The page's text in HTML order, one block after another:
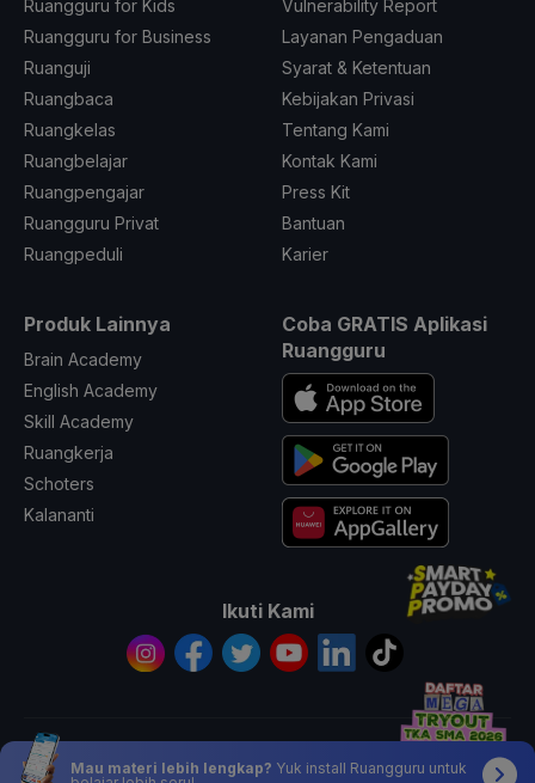
Ruangguru for Kids
Ruangguru for Business
Ruanguji
Ruangbaca
Ruangkelas
Ruangbelajar
Ruangpengajar
Ruangguru Privat
Ruangpeduli
Vulnerability Report
Layanan Pengaduan
Syarat & Ketentuan
Kebijakan Privasi
Tentang Kami
Kontak Kami
Press Kit
Bantuan
Karier
Produk Lainnya
Brain Academy
English Academy
Skill Academy
Ruangkerja
Schoters
Kalananti
Coba GRATIS Aplikasi
Ruangguru
Ikuti Kami
© 2026 All Rights Reserved PT. Ruang Raya Indonesia
Mau materi lebih lengkap? Yuk install Ruangguru untuk